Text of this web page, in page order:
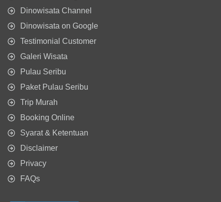
Dinowisata Channel
Dinowisata on Google
Testimonial Customer
Galeri Wisata
Pulau Seribu
Paket Pulau Seribu
Trip Murah
Booking Online
Syarat & Ketentuan
Disclaimer
Privacy
FAQs